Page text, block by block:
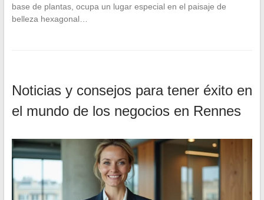
base de plantas, ocupa un lugar especial en el paisaje de
belleza hexagonal…
Noticias y consejos para tener éxito en
el mundo de los negocios en Rennes